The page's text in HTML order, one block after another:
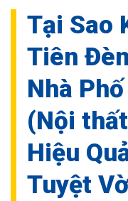
Tại Sao
Tiên
Nhà
(Nội
Hiệu
Tuyệt